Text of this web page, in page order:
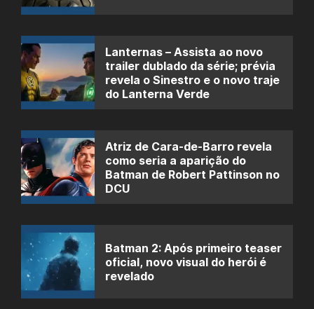
Lanternas – Assista ao novo
trailer dublado da série; prévia
revela o Sinestro e o novo traje
do Lanterna Verde
Atriz de Cara-de-Barro revela
como seria a aparição do
Batman de Robert Pattinson no
DCU
Batman 2: Após primeiro teaser
oficial, novo visual do herói é
revelado